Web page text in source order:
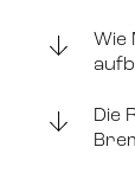
Wie
Die